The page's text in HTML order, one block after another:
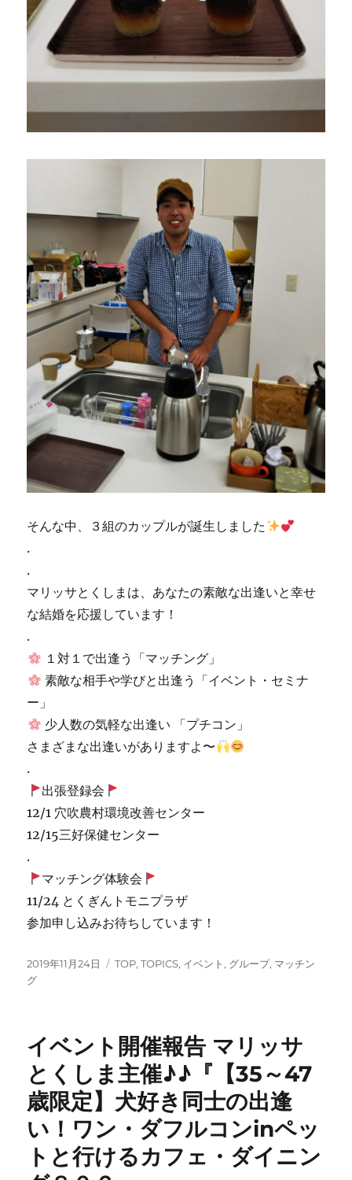
そんな中、３組のカップルが誕生しました
.
.
マリッサとくしまは、あなたの素敵な出逢いと幸せ
な結婚を応援しています！
.
１対１で出逢う「マッチング」
素敵な相手や学びと出逢う「イベント・セミナ
ー」
少人数の気軽な出逢い 「プチコン」
さまざまな出逢いがありますよ〜
.
出張登録会
12/1 穴吹農村環境改善センター
12/15三好保健センター
.
マッチング体験会
11/24 とくぎんトモニプラザ
参加申し込みお待ちしています！
投
稿
2019年11月24日
カ
TOP,TOPICS, イベント , グループ, マッチン
グ
イベント開催報告 マリッサ
とくしま主催♪♪『【35～47
歳限定】犬好き同士の出逢
い！ワン・ダフルコンinペッ
トと行けるカフェ・ダイニン